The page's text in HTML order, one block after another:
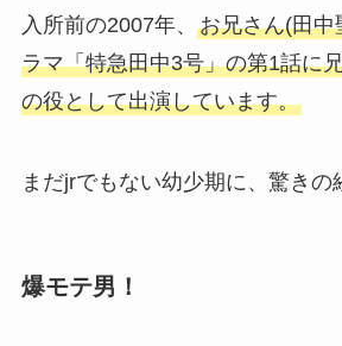
入所前の2007年、 お兄さん(田中
ラマ「特急田中3号」の第1話に
の役として出演しています。
まだjrでもない幼少期に、驚きの
爆モテ男！